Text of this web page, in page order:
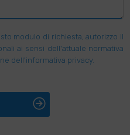
modulo di richiesta, autorizzo il
ai sensi dell'attuale normativa
dell'informativa privacy.